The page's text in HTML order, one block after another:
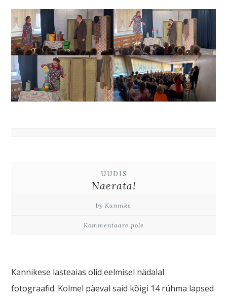
UUDIS
Naerata!
by Kannike
Kommentaare pole
Kannikese lasteaias olid eelmisel nädalal
fotograafid. Kolmel päeval said kõigi 14 rühma lapsed